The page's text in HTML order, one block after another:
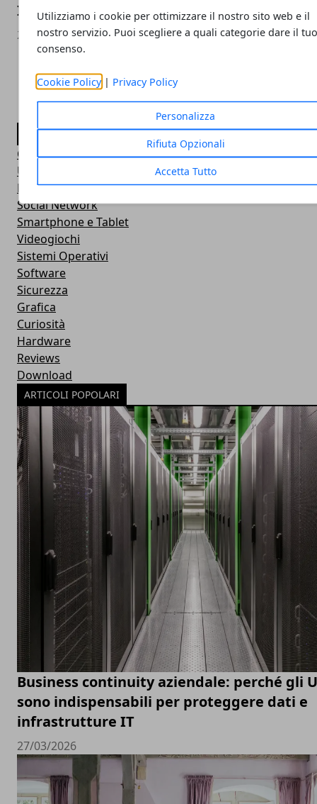
Utilizziamo i cookie per ottimizzare il nostro sito web e il
nostro servizio. Puoi scegliere a quali categorie dare il
consenso.
Cookie Policy | Privacy Policy
Personalizza
Rifiuta Opzionali
Accetta Tutto
Instagram inserisce un blocco per le foto
22/09/2022
CATEGORIE
Guide
Ultime dal web
News
Social Network
Smartphone e Tablet
Videogiochi
Sistemi Operativi
Software
Sicurezza
Grafica
Curiosità
Hardware
Reviews
Download
ARTICOLI POPOLARI
Business continuity aziendale: perché gli
sono indispensabili per proteggere dati e
infrastrutture IT
27/03/2026